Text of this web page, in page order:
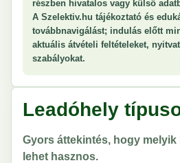
részben hivatalos vagy külső
A Szelektiv.hu tájékoztató és
továbbnavigálást; indulás előtt
aktuális átvételi feltételeket,
szabályokat.
Leadóhely
Gyors áttekintés, hogy
lehet hasznos.